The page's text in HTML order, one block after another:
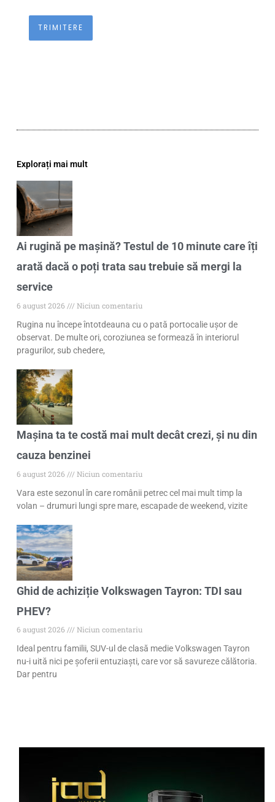
Explorați mai mult
Ai rugină pe mașină? Testul de 10 minute care îți
arată dacă o poți trata sau trebuie să mergi la
service
6 august 2026
Niciun comentariu
Rugina nu începe întotdeauna cu o pată portocalie ușor de
observat. De multe ori, coroziunea se formează în interiorul
pragurilor, sub chedere,
Mașina ta te costă mai mult decât crezi, și nu din
cauza benzinei
6 august 2026
Niciun comentariu
Vara este sezonul în care românii petrec cel mai mult timp la
volan – drumuri lungi spre mare, escapade de weekend, vizite
Ghid de achiziție Volkswagen Tayron: TDI sau
PHEV?
6 august 2026
Niciun comentariu
Ideal pentru familii, SUV-ul de clasă medie Volkswagen Tayron
nu-i uită nici pe șoferii entuziaști, care vor să savureze călătoria.
Dar pentru